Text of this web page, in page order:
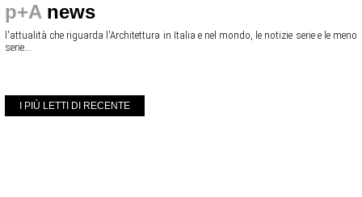
p+A news
l'attualità che riguarda l'Architettura in Italia e nel mondo, le notizie serie e le meno
serie...
I PIÙ LETTI DI RECENTE